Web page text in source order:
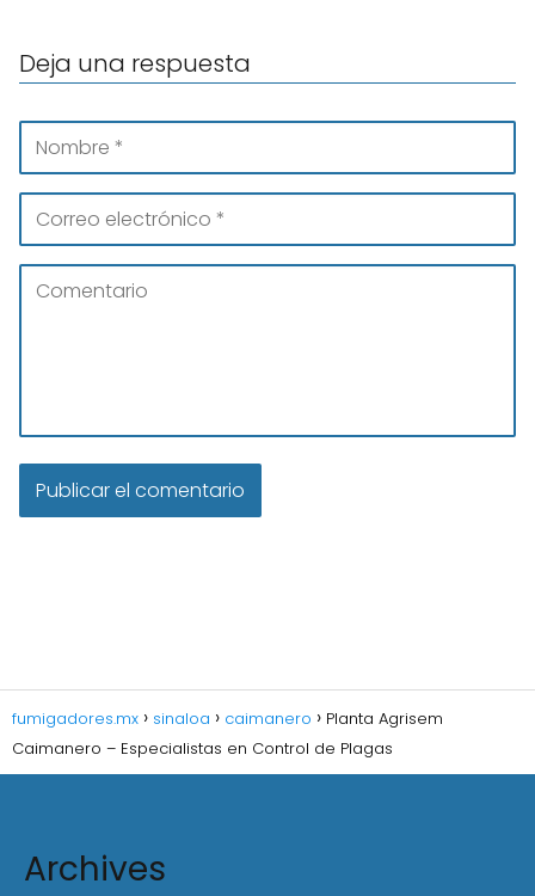
Deja una respuesta
fumigadores.mx sinaloa caimanero
Planta Agrisem
Caimanero – Especialistas en Control de Plagas
Archives